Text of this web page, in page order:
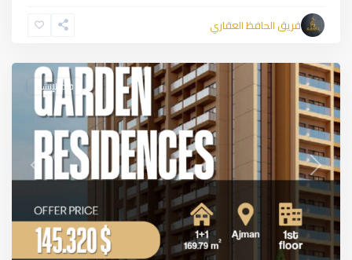
فريق الحافظ العقاريAjman,
Next
قيد الإنشاء